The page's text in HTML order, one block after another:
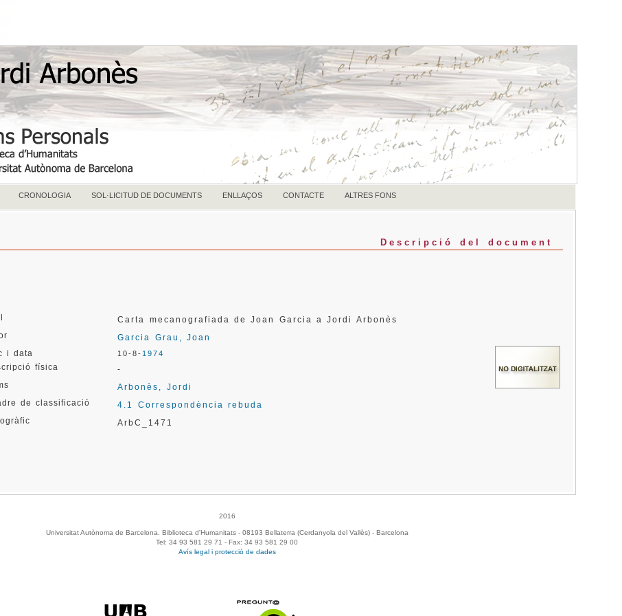
CRONOLOGIA SOL·LICITUD DE DOCUMENTS ENLLAÇOS CONTACTE ALTRES FONS
Descripció del document
Carta mecanografiada de Joan Garcia a Jordi Arbonès
Garcia Grau, Joan
i data
10-8- 1974
física
-
Arbonès, Jordi
de classificació
4.1 Correspondència rebuda
ArbC_1471
2016
Universitat Autònoma de Barcelona. Biblioteca d'Humanitats - 08193 Bellaterra (Cerdanyola del Vallès) - Barcelona
Tel: 34 93 581 29 71 - Fax: 34 93 581 29 00
Avís legal i protecció de dades